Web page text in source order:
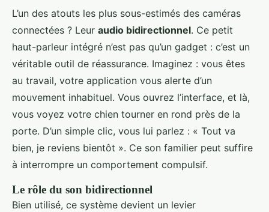
L’un des atouts les plus sous-estimés des caméras
connectées ? Leur audio bidirectionnel. Ce petit
haut-parleur intégré n’est pas qu’un gadget : c’est un
véritable outil de réassurance. Imaginez : vous êtes
au travail, votre application vous alerte d’un
mouvement inhabituel. Vous ouvrez l’interface, et là,
vous voyez votre chien tourner en rond près de la
porte. D’un simple clic, vous lui parlez : « Tout va
bien, je reviens bientôt ». Ce son familier peut suffire
à interrompre un comportement compulsif.
Le rôle du son bidirectionnel
Bien utilisé, ce système devient un levier